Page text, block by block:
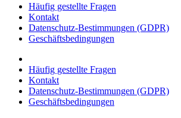
Häufig gestellte Fragen
Kontakt
Datenschutz-Bestimmungen (GDPR)
Geschäftsbedingungen
Häufig gestellte Fragen
Kontakt
Datenschutz-Bestimmungen (GDPR)
Geschäftsbedingungen